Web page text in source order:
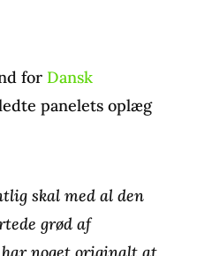
for Dansk
panelets oplæg
skal med al den
grød af
noget originalt at